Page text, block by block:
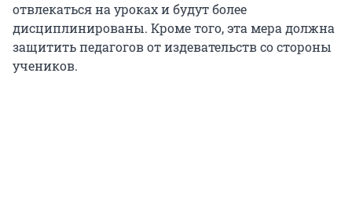
отвлекаться на уроках и будут более
дисциплинированы. Кроме того, эта мера должна
защитить педагогов от издевательств со стороны
учеников.